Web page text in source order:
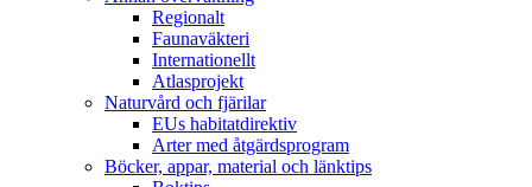
Regionalt
Faunaväkteri
Internationellt
Atlasprojekt
Naturvård och fjärilar
EUs habitatdirektiv
Arter med åtgärdsprogram
Böcker, appar, material och länktips